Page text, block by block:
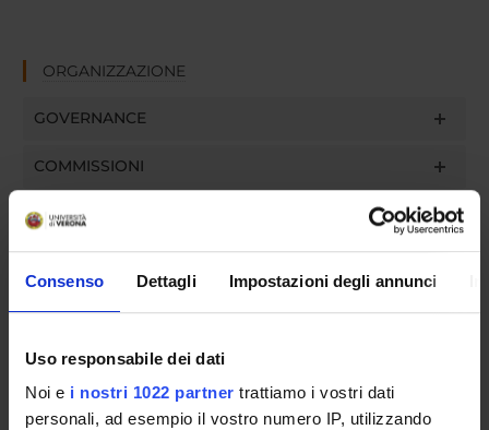
Consenso Dettagli Impostazioni degli annunci
Uso responsabile dei dati
Noi e i nostri 1022 partner trattiamo i vostri dati
personali, ad esempio il vostro numero IP, utilizzando
ORGANIZZAZIONE
GOVERNANCE
COMMISSIONI
UFFICI E STRUTTURE DI SERVIZIO
STRUTTURE DEL DIPARTIMENTO
LABORATORI DI RICERCA
CENTRI DI RICERCA